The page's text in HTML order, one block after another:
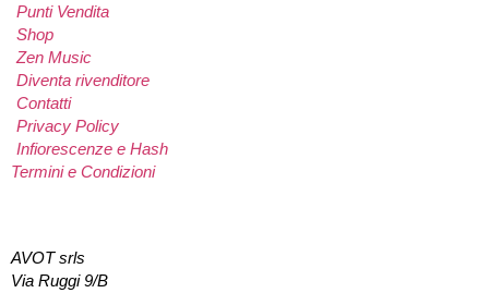
Punti Vendita
Shop
Zen Music
Diventa rivenditore
Contatti
Privacy Policy
Infiorescenze e Hash
Termini e Condizioni
AVOT srls
Via Ruggi 9/B